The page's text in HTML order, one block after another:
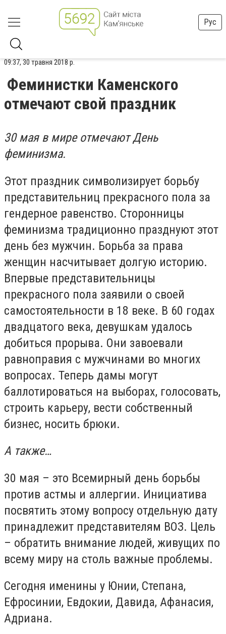
Рус
09:37, 30 травня 2018 р.
Феминистки Каменского
отмечают свой праздник
30 мая в мире отмечают День
феминизма.
Этот праздник символизирует борьбу
представительниц прекрасного пола за
гендерное равенство. Сторонницы
феминизма традиционно празднуют этот
день без мужчин. Борьба за права
женщин насчитывает долгую историю.
Впервые представительницы
прекрасного пола заявили о своей
самостоятельности в 18 веке. В 60 годах
двадцатого века, девушкам удалось
добиться прорыва. Они завоевали
равноправия с мужчинами во многих
вопросах. Теперь дамы могут
баллотироваться на выборах, голосовать,
строить карьеру, вести собственный
бизнес, носить брюки.
А также…
30 мая – это Всемирный день борьбы
против астмы и аллергии. Инициатива
посвятить этому вопросу отдельную дату
принадлежит представителям ВОЗ. Цель
– обратить внимание людей, живущих по
всему миру на столь важные проблемы.
Сегодня именины у Юнии, Степана,
Ефросинии, Евдокии, Давида, Афанасия,
Адриана.